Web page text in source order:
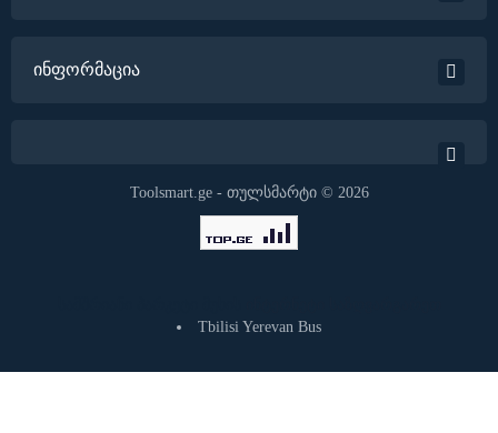
ინფორმაცია
Toolsmart.ge - თულსმარტი © 2026
Tbilisi Yerevan Bus